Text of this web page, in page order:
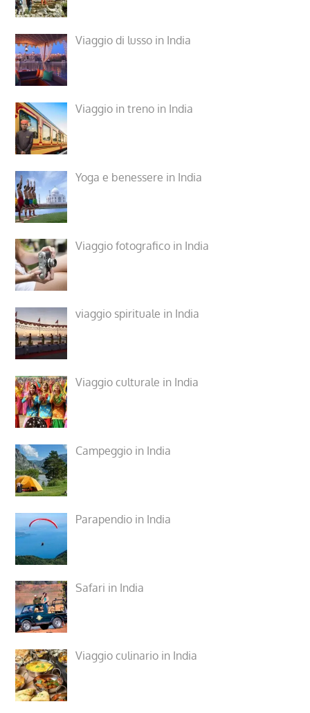
Viaggio di lusso in India
Viaggio in treno in India
Yoga e benessere in India
Viaggio fotografico in India
viaggio spirituale in India
Viaggio culturale in India
Campeggio in India
Parapendio in India
Safari in India
Viaggio culinario in India